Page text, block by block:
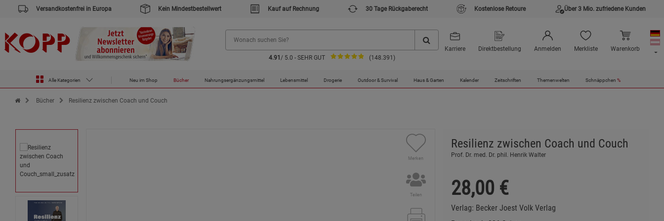
Versandkostenfrei in Europa Kein Mindestbestellwert Kauf auf Rechnung 30 Tage Rückgaberecht Kostenlose Retoure Über 3 Mio. zufriedene Kunden
4.91 / 5.0 - SEHR GUT (148.391)
Karriere Direktbestellung Anmelden Merkliste Warenkorb
Alle Kategorien Neu im Shop Bücher Nahrungsergänzungsmittel Lebensmittel Drogerie Outdoor & Survival Haus & Garten Kalender Zeitschriften Themenwelten Schnäppchen %
Zur Startseite des Kopp Verlag Online-Shop
Bücher Resilienz zwischen Coach und Couch
Merken
Teilen
Resilienz zwischen Coach und Couch
Prof. Dr. med. Dr. phil. Henrik Walter
28,00 €
Verlag: Becker Joest Volk Verlag